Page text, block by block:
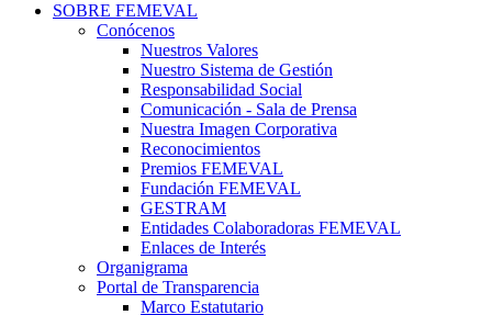
SOBRE FEMEVAL
Conócenos
Nuestros Valores
Nuestro Sistema de Gestión
Responsabilidad Social
Comunicación - Sala de Prensa
Nuestra Imagen Corporativa
Reconocimientos
Premios FEMEVAL
Fundación FEMEVAL
GESTRAM
Entidades Colaboradoras FEMEVAL
Enlaces de Interés
Organigrama
Portal de Transparencia
Marco Estatutario